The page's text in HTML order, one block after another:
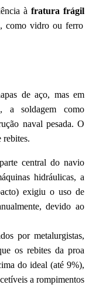
à fratura frágil
como vidro ou ferro
de aço, mas em
a soldagem como
naval pesada. O
rebites.
central do navio
hidráulicas, a
exigiu o uso de
devido ao
por metalurgistas,
os rebites da proa
do ideal (até 9%),
a rompimentos